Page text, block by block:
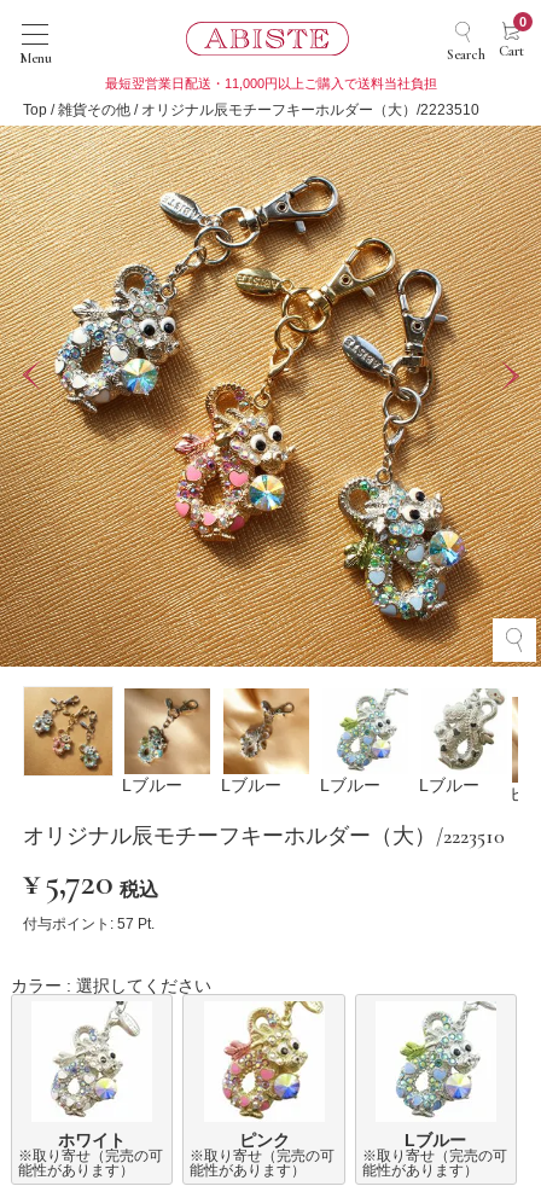
Menu Search Cart
0
最短翌営業日配送・11,000円以上ご購入で送料当社負担
Top 雑貨その他 オリジナル辰モチーフキーホルダー（大）/2223510
Lブルー Lブルー Lブルー Lブルー ピ
オリジナル辰モチーフキーホルダー（大）/2223510
¥5,720 税込
付与ポイント: 57 Pt.
カラー 選択してください
ホワイト
※取り寄せ（完売の可
能性があります）
ピンク
※取り寄せ（完売の可
能性があります）
Lブルー
※取り寄せ（完売の可
能性があります）